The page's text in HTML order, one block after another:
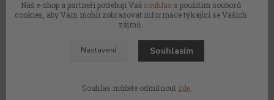
355 Kč/ks
Náš e-shop a partneři potřebují Váš souhlas s použitím souborů
cookies, aby Vám mohli zobrazovat informace týkající se Vašich
zájmů.
Nastavení Souhlasím
Souhlas můžete odmítnout zde